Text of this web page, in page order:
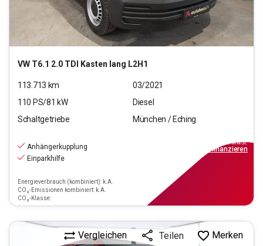
VW T6.1 2.0 TDI Kasten lang L2H1
113.713 km
03/2021
110 PS/81 kW
Diesel
Schaltgetriebe
München / Eching
Anhängerkupplung
Einparkhilfe
Energieverbrauch (kombiniert): k.A.
CO₂-Emissionen kombiniert: k.A.
CO₂-Klasse:
inkl.MwSt.
finanzieren
Vergleichen Teilen Merken